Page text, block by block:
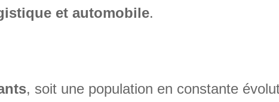
et automobile.
, soit une population en constante